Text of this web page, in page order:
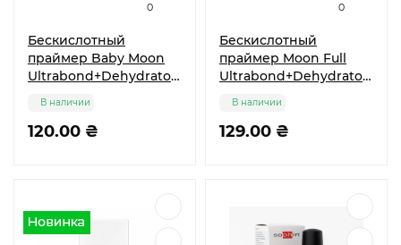
0
Бескислотный
праймер Baby Moon
Ultrabond+Dehydrator
120.00 ₴
В наличии
0
Бескислотный
праймер Moon Full
Ultrabond+Dehydrator
129.00 ₴
В наличии